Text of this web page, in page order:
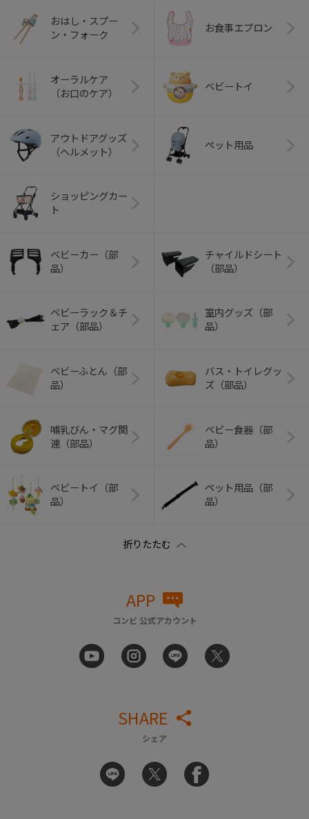
おはし・スプー
ン・フォーク
お食事エプロン
オーラルケア
（お口のケア）
ベビートイ
アウトドアグッズ
（ヘルメット）
ペット用品
ショッピングカー
ト
ベビーカー（部
品）
チャイルドシート
（部品）
ベビーラック＆チ
ェア（部品）
室内グッズ（部
品）
ベビーふとん（部
品）
バス・トイレグッ
ズ（部品）
哺乳びん・マグ関
連（部品）
ベビー食器（部
品）
ベビートイ（部
品）
ペット用品（部
品）
APP
コンビ 公式アカウント
SHARE
シェア